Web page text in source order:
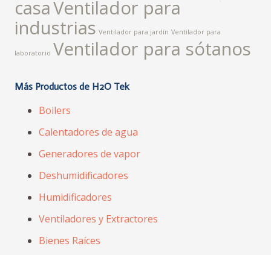
casaVentilador para
industrias Ventilador para jardín Ventilador para
laboratorio Ventilador para sótanos
Más Productos de H2O Tek
Boilers
Calentadores de agua
Generadores de vapor
Deshumidificadores
Humidificadores
Ventiladores y Extractores
Bienes Raíces